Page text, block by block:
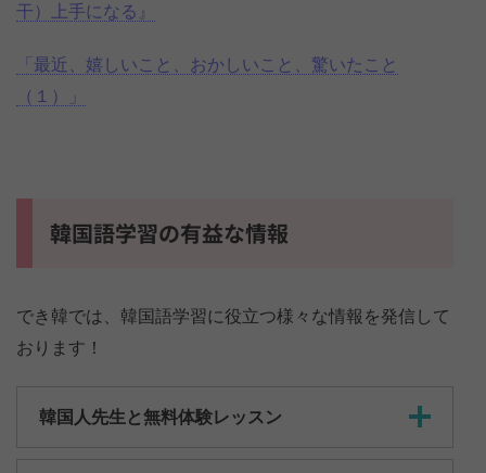
干）上手になる』
「最近、嬉しいこと、おかしいこと、驚いたこと
（１）」
韓国語学習の有益な情報
でき韓では、韓国語学習に役立つ様々な情報を発信して
おります！
韓国人先生と無料体験レッスン